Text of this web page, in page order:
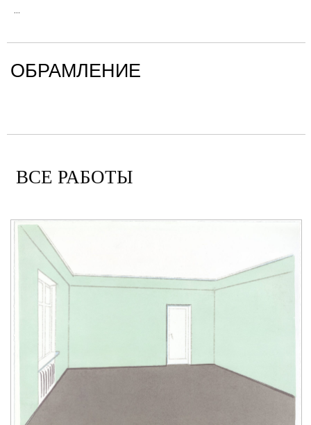
...
ОБРАМЛЕНИЕ
ВСЕ РАБОТЫ